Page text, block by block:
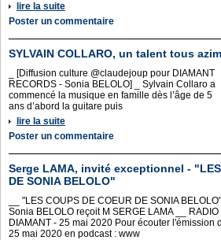
lire la suite
Poster un commentaire
SYLVAIN COLLARO, un talent tous
_ [Diffusion culture @claudejoup pour DIAMANT
RECORDS - Sonia BELOLO] _ Sylvain Collaro a
commencé la musique en famille dès l’âge de 5
ans d’abord la guitare puis
lire la suite
Poster un commentaire
Serge LAMA, invité exceptionnel - "LES
DE SONIA BELOLO"
__ "LES COUPS DE COEUR DE SONIA BELOLO"
Sonia BELOLO reçoit M SERGE LAMA __ RADIO
DIAMANT - 25 mai 2020 Pour écouter l'émission
25 mai 2020 en podcast : www